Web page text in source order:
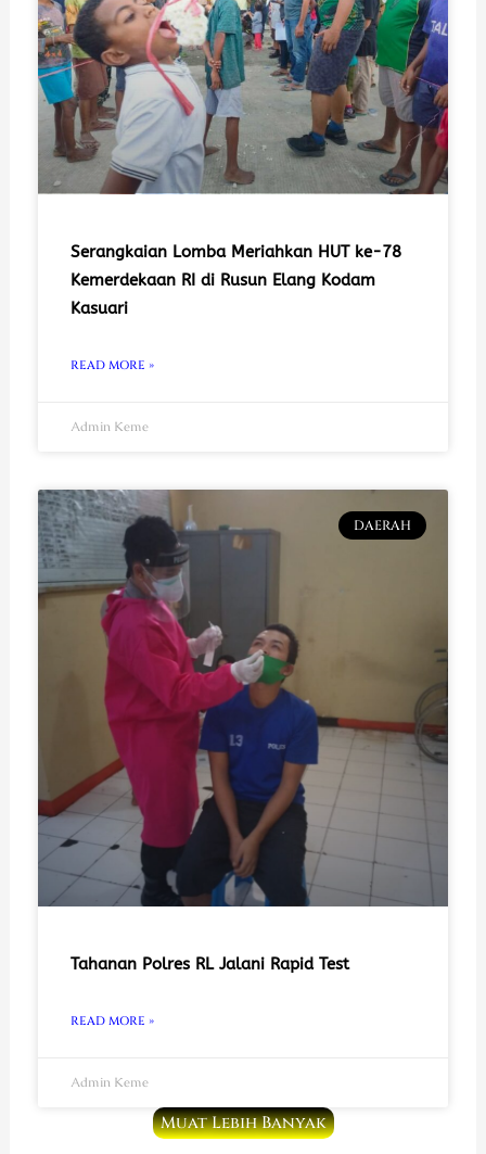
Serangkaian Lomba Meriahkan HUT ke-78
Kemerdekaan RI di Rusun Elang Kodam
Kasuari
READ MORE »
Admin Keme
DAERAH
Tahanan Polres RL Jalani Rapid Test
READ MORE »
Admin Keme
Muat Lebih Banyak